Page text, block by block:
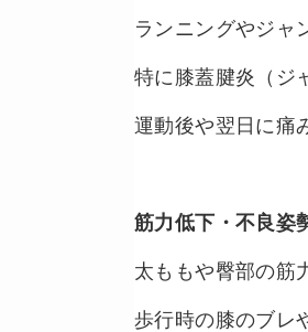
ランニングやジャ
特に膝蓋腱炎（ジ
運動後や翌日に痛
筋力低下・不良姿
太ももや臀部の筋
歩行時の膝のブレ